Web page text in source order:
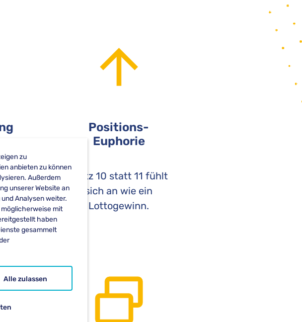
Positions-
Euphorie
Platz 10 statt 11 fühlt
sich an wie ein
Lottogewinn.
zu
anbieten zu können
Außerdem
unserer Website an
Analysen weiter.
mit
haben
gesammelt
Alle zulassen